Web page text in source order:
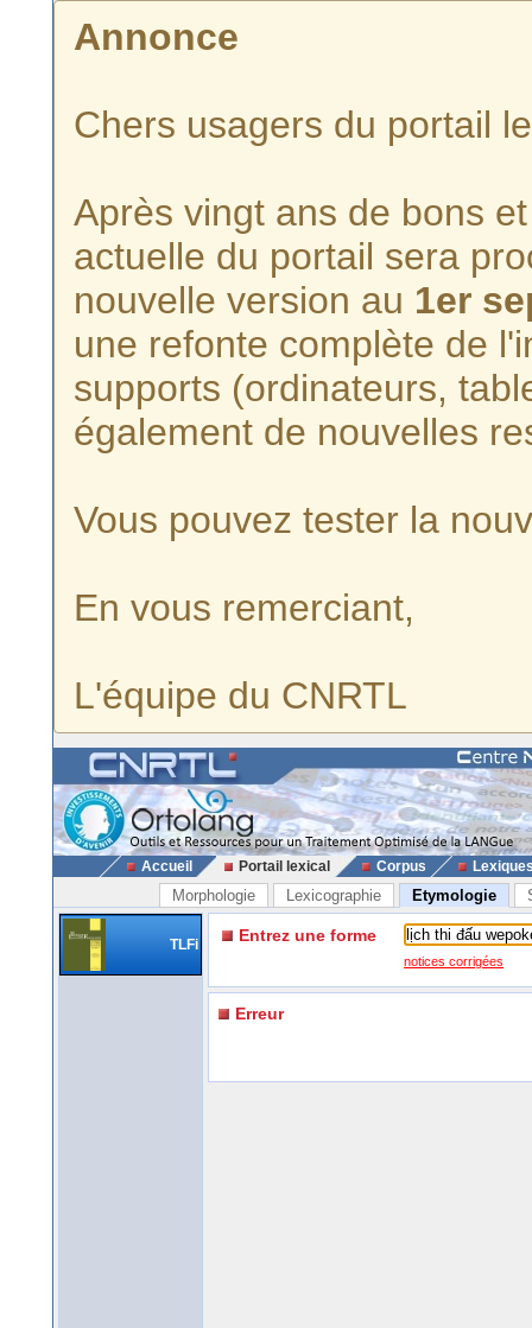
Annonce
Chers usagers du portail
Après vingt ans de bons
actuelle du portail sera
nouvelle version au 1er
une refonte complète de
supports (ordinateurs,
également de nouvelles
Vous pouvez tester la
En vous remerciant,
L'équipe du CNRTL
Accueil Portail lexical Corpus
Morphologie Lexicographie Etymologie
TLFi Entrez une forme
notices corrigées
Erreur